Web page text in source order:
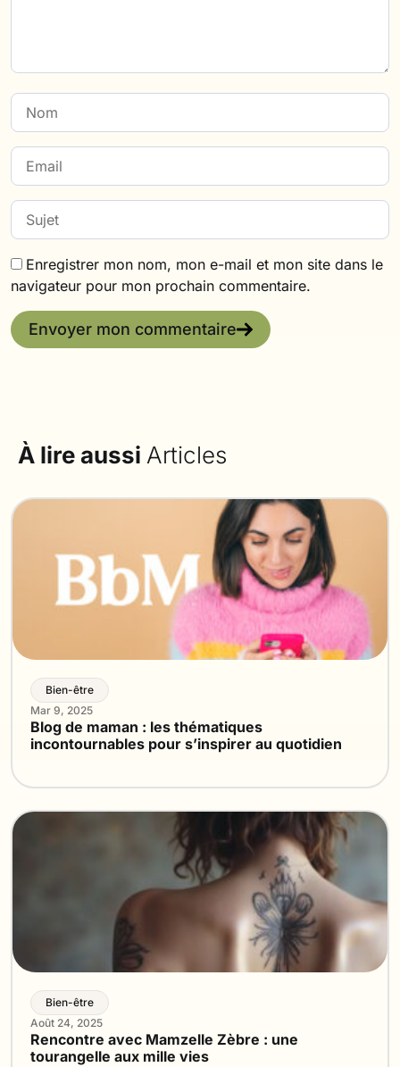
Enregistrer mon nom, mon e-mail et mon site dans le
navigateur pour mon prochain commentaire.
Envoyer mon commentaire
À lire aussi Articles
Bien-être
Mar 9, 2025
Blog de maman : les thématiques
incontournables pour s’inspirer au quotidien
Bien-être
Août 24, 2025
Rencontre avec Mamzelle Zèbre : une
tourangelle aux mille vies